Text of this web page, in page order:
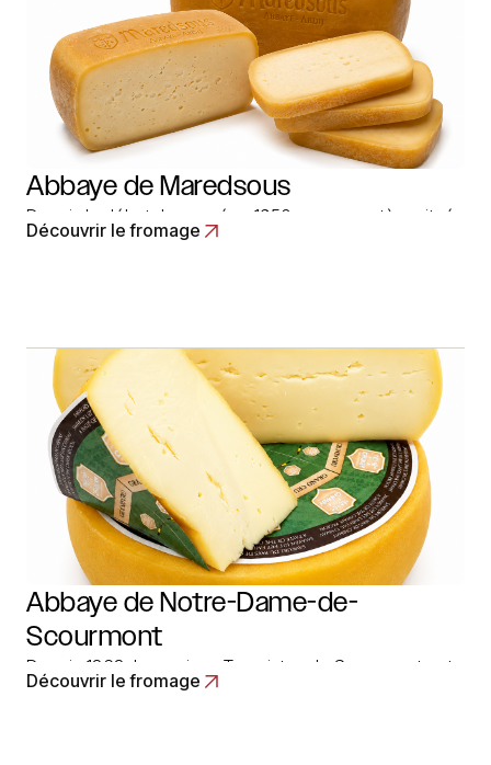
Abbaye de Maredsous
Depuis le début des années 1950, ce monastère situé
sur la commune de Denée, produit le Maredsous. C’est
Age, les moines… Read More
Découvrir le fromage
Abbaye de Notre-Dame-de-
Scourmont
Depuis 1863, les moines Trappistes de Scourmont ont
retrouvé les secrets de ce fromage à pâte mi-dure. Il
Découvrir le fromage